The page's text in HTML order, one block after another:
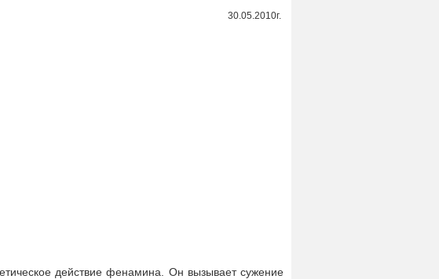
30.05.2010г.
действие фенамина. Он вызывает сужение